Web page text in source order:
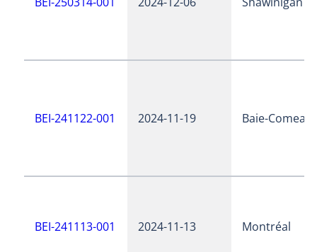
BEI-241122-001 2024-11-19 Baie-Comeau
BEI-241113-001 2024-11-13 Montréal